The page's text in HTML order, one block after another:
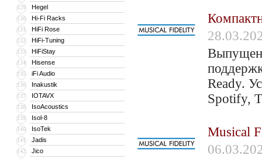
129 Hegel
130 Hi-Fi Racks
131 HiFi Rose
132 HiFi-Tuning
133 HiFiStay
134 Hisense
135 iFi Audio
136 Inakustik
137 IOTAVX
138 IsoAcoustics
139 Isol-8
140 IsoTek
141 Jadis
142 Jico
Выпущен
Ready.
Spotify,
Musical